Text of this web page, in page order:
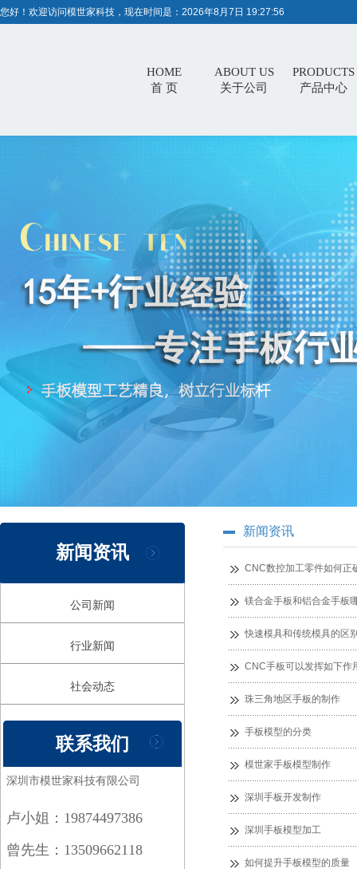
您好！欢迎访问模世家科技，现在时间是： 2026年8月7日 19:27:56
HOME
首 页
ABOUT US
关于公司
PRODUCTS
产品中心
新闻资讯
公司新闻
行业新闻
社会动态
联系我们
深圳市模世家科技有限公司
卢小姐：19874497386
曾先生：13509662118
新闻资讯
CNC数控加工零件如何正
镁合金手板和铝合金手板
快速模具和传统模具的区
CNC手板可以发挥如下作
珠三角地区手板的制作
手板模型的分类
模世家手板模型制作
深圳手板开发制作
深圳手板模型加工
如何提升手板模型的质量